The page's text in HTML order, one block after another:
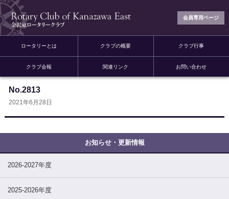
会員専用ページ
ロータリーとは クラブの概要 クラブ行事
クラブ会報 関連リンク お問い合わせ
No.2813
2021年6月28日
2026-2027年度
2025-2026年度